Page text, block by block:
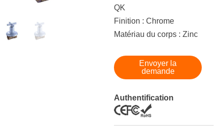
QK
Finition : Chrome
Matériau du corps : Zinc
Envoyer la
demande
Authentification